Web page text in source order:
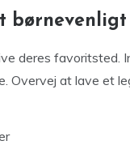
børnevenligt
deres favoritsted.
Overvej at lave et